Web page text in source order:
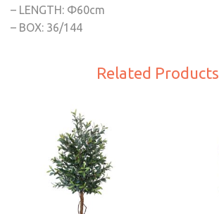
– LENGTH: Φ60cm
– BOX: 36/144
Related Products